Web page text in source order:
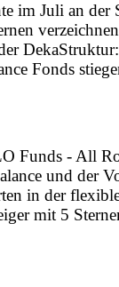
im Juli an der
Fonds
Funds - All
und der
in der
mit 5